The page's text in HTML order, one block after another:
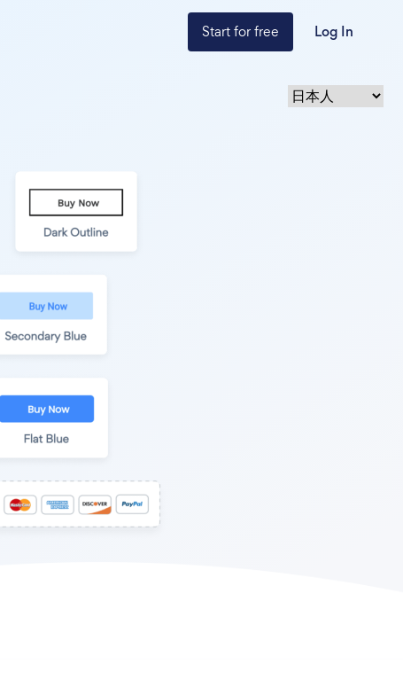
Start for free Log In